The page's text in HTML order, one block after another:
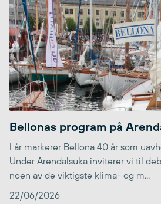
Bellonas program på
I år markerer Bellona 40 år som
Under Arendalsuka inviterer vi til
noen av de viktigste klima- og m...
22/06/2026